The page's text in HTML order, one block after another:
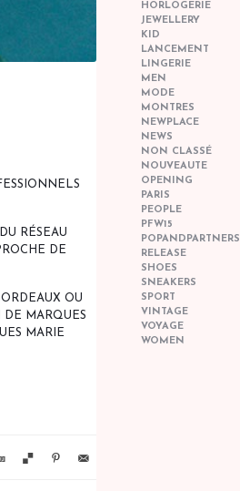
RÉSEAU
DE
OU
DE MARQUES
MARIE
HORLOGERIE
JEWELLERY
KID
LANCEMENT
LINGERIE
MEN
MODE
MONTRES
NEWPLACE
NEWS
NON CLASSÉ
NOUVEAUTE
OPENING
PARIS
PEOPLE
PFW15
POPANDPARTNERS
RELEASE
SHOES
SNEAKERS
SPORT
VINTAGE
VOYAGE
WOMEN